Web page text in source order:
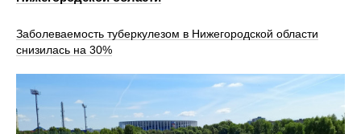
Заболеваемость туберкулезом в Нижегородской области
снизилась на 30%